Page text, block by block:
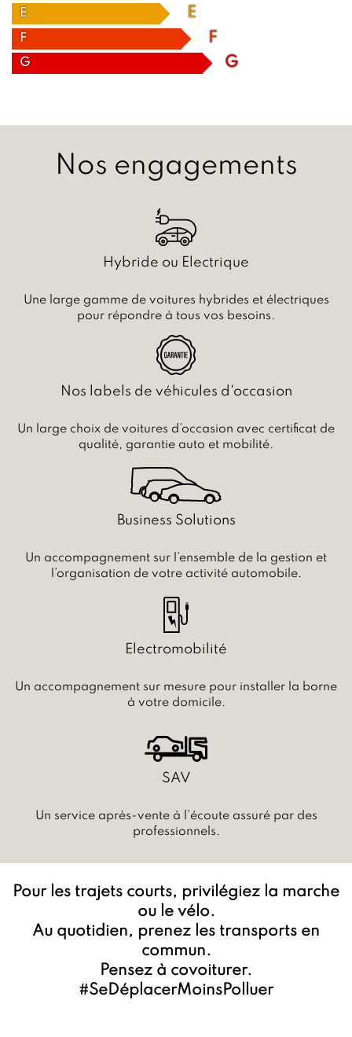
E E
F F
G G
Nos engagements
Hybride ou Electrique
Une large gamme de voitures hybrides et électriques
pour répondre à tous vos besoins.
Nos labels de véhicules d'occasion
Un large choix de voitures d’occasion avec certificat de
qualité, garantie auto et mobilité.
Business Solutions
Un accompagnement sur l’ensemble de la gestion et
l’organisation de votre activité automobile.
Electromobilité
Un accompagnement sur mesure pour installer la borne
à votre domicile.
SAV
Un service après-vente à l’écoute assuré par des
professionnels.
Pour les trajets courts, privilégiez la marche
ou le vélo.
Au quotidien, prenez les transports en
commun.
Pensez à covoiturer.
#SeDéplacerMoinsPolluer